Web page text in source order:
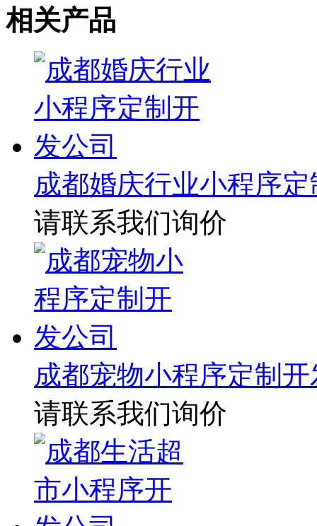
相关产品
成都婚庆行业小程序
请联系我们询价
成都宠物小程序定制
请联系我们询价